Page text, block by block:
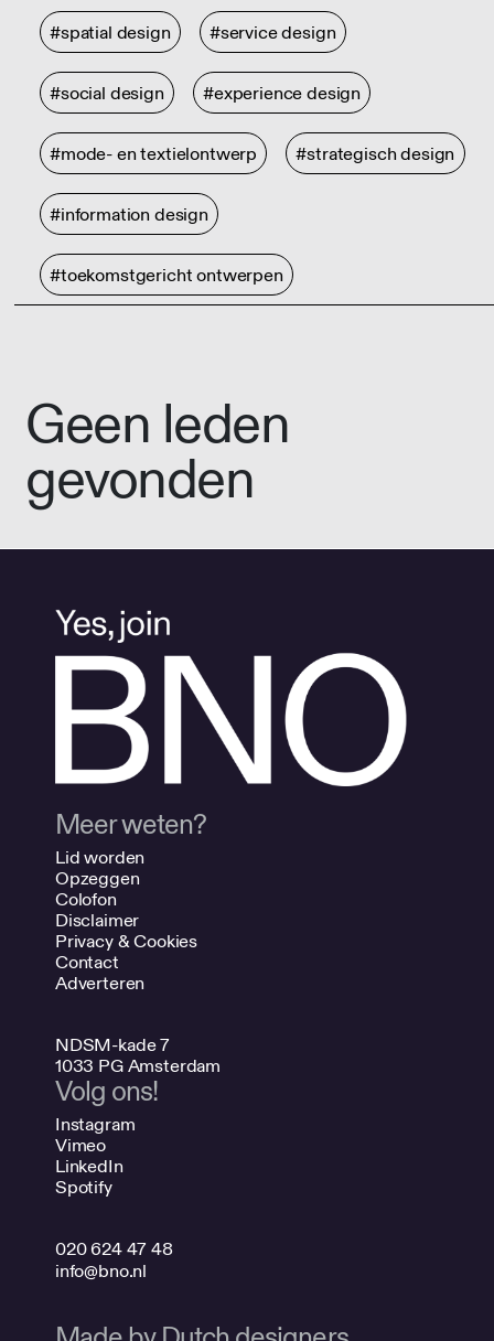
#spatial design #service design
#social design #experience design
#mode- en textielontwerp #strategisch design
#information design
#toekomstgericht ontwerpen
Geen leden
gevonden
Meer weten?
Lid worden
Opzeggen
Colofon
Disclaimer
Privacy & Cookies
Contact
Adverteren
NDSM-kade 7
1033 PG Amsterdam
Volg ons!
Instagram
Vimeo
LinkedIn
Spotify
020 624 47 48
info@bno.nl